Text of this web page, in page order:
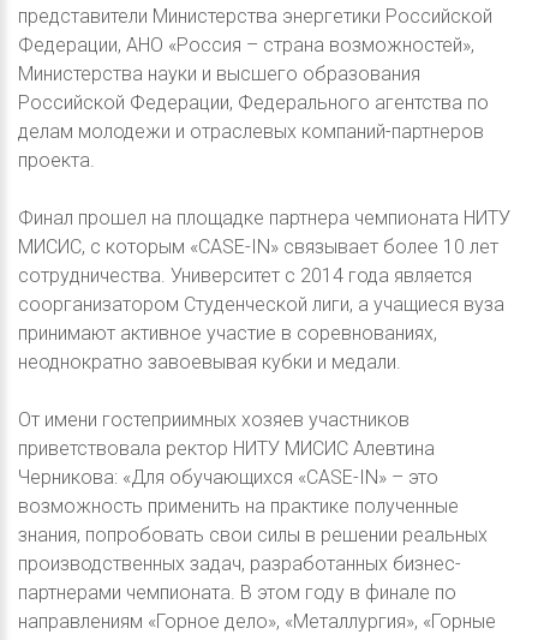
представители Министерства энергетики Российской
Федерации, АНО «Россия – страна возможностей»,
Министерства науки и высшего образования
Российской Федерации, Федерального агентства по
делам молодежи и отраслевых компаний-партнеров
проекта.
Финал прошел на площадке партнера чемпионата НИТУ
МИСИС, с которым «CASE-IN» связывает более 10 лет
сотрудничества. Университет с 2014 года является
соорганизатором Студенческой лиги, а учащиеся вуза
принимают активное участие в соревнованиях,
неоднократно завоевывая кубки и медали.
От имени гостеприимных хозяев участников
приветствовала ректор НИТУ МИСИС Алевтина
Черникова: «Для обучающихся «CASE-IN» – это
возможность применить на практике полученные
знания, попробовать свои силы в решении реальных
производственных задач, разработанных бизнес-
партнерами чемпионата. В этом году в финале по
направлениям «Горное дело», «Металлургия», «Горные